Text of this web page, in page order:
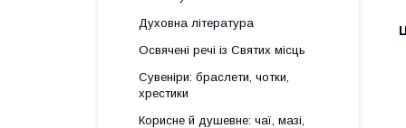
Духовна література
Освячені речі із Святих місць
Сувеніри: браслети, чотки,
хрестики
Корисне й душевне: чаї, мазі,